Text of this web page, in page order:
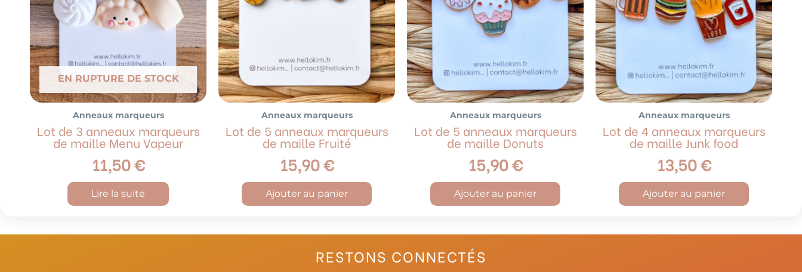
EN RUPTURE DE STOCK
Anneaux marqueurs
Lot de 3 anneaux marqueurs
de maille Menu Vapeur
11,50€
Lire la suite
Anneaux marqueurs
Lot de 5 anneaux marqueurs
de maille Fruité
15,90€
Ajouter au panier
Anneaux marqueurs
Lot de 5 anneaux marqueurs
de maille Donuts
15,90€
Ajouter au panier
Anneaux marqueurs
Lot de 4 anneaux marqueurs
de maille Junk food
13,50€
Ajouter au panier
RESTONS CONNECTÉS